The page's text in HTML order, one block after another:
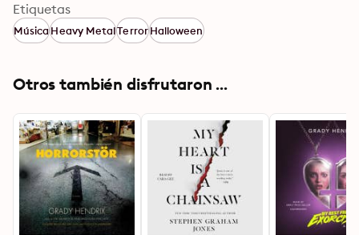
Etiquetas
MúsicaHeavy MetalTerrorHalloween
Otros también disfrutaron ...